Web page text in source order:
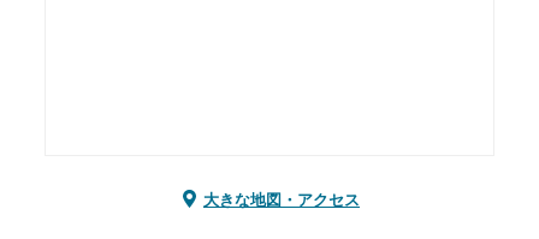
大きな地図・アクセス